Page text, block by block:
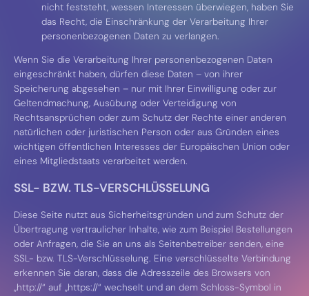
nicht feststeht, wessen Interessen überwiegen, haben Sie
das Recht, die Einschränkung der Verarbeitung Ihrer
personenbezogenen Daten zu verlangen.
Wenn Sie die Verarbeitung Ihrer personenbezogenen Daten
eingeschränkt haben, dürfen diese Daten – von ihrer
Speicherung abgesehen – nur mit Ihrer Einwilligung oder zur
Geltendmachung, Ausübung oder Verteidigung von
Rechtsansprüchen oder zum Schutz der Rechte einer anderen
natürlichen oder juristischen Person oder aus Gründen eines
wichtigen öffentlichen Interesses der Europäischen Union oder
eines Mitgliedstaats verarbeitet werden.
SSL- BZW. TLS-VERSCHLÜSSELUNG
Diese Seite nutzt aus Sicherheitsgründen und zum Schutz der
Übertragung vertraulicher Inhalte, wie zum Beispiel Bestellungen
oder Anfragen, die Sie an uns als Seitenbetreiber senden, eine
SSL- bzw. TLS-Verschlüsselung. Eine verschlüsselte Verbindung
erkennen Sie daran, dass die Adresszeile des Browsers von
„http://“ auf „https://“ wechselt und an dem Schloss-Symbol in